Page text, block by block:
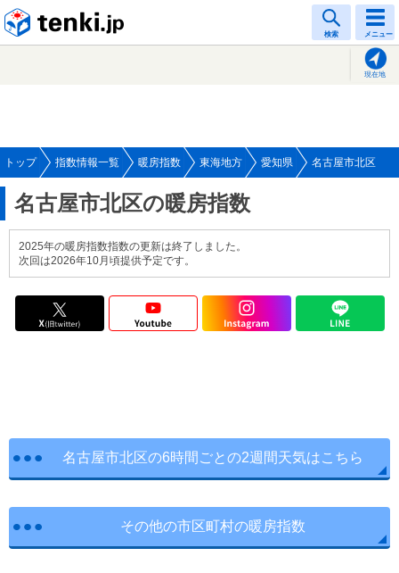
検索 メニュー
現在地
トップ 指数情報一覧 暖房指数 東海地方 愛知県 名古屋市北区
名古屋市北区の暖房指数
2025年の暖房指数指数の更新は終了しました。
次回は2026年10月頃提供予定です。
名古屋市北区の6時間ごとの2週間天気はこちら
その他の市区町村の暖房指数